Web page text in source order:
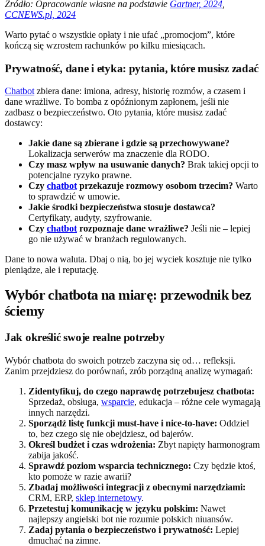
Źródło: Opracowanie własne na podstawie Gartner, 2024
CCNEWS.pl, 2024
Warto pytać o wszystkie opłaty i nie ufać „promocjom”, które
kończą się wzrostem rachunków po kilku miesiącach.
Prywatność, dane i etyka: pytania, które musisz zadać
Chatbotzbiera dane: imiona, adresy, historię rozmów, a czasem i
dane wrażliwe. To bomba z opóźnionym zapłonem, jeśli nie
zadbasz o bezpieczeństwo. Oto pytania, które musisz zadać
dostawcy:
Jakie dane są zbierane i gdzie są przechowywane?
Lokalizacja serwerów ma znaczenie dla RODO.
Czy masz wpływ na usuwanie danych? Brak takiej opcji to
potencjalne ryzyko prawne.
Czy chatbotprzekazuje rozmowy osobom trzecim? Warto
to sprawdzić w umowie.
Jakie środki bezpieczeństwa stosuje dostawca?
Certyfikaty, audyty, szyfrowanie.
Czy chatbotrozpoznaje dane wrażliwe? Jeśli nie – lepiej
go nie używać w branżach regulowanych.
Dane to nowa waluta. Dbaj o nią, bo jej wyciek kosztuje nie tylko
pieniądze, ale i reputację.
Wybór chatbota na miarę: przewodnik bez
ściemy
Jak określić swoje realne potrzeby
Wybór chatbota do swoich potrzeb zaczyna się od… refleksji.
Zanim przejdziesz do porównań, zrób porządną analizę wymagań:
Zidentyfikuj, do czego naprawdę potrzebujesz chatbota:
Sprzedaż, obsługa, wsparcie, edukacja – różne cele wymagają
innych narzędzi.
Sporządź listę funkcji must-have i nice-to-have: Oddziel
to, bez czego się nie obejdziesz, od bajerów.
Określ budżet i czas wdrożenia: Zbyt napięty harmonogram
zabija jakość.
Sprawdź poziom wsparcia technicznego: Czy będzie ktoś,
kto pomoże w razie awarii?
Zbadaj możliwości integracji z obecnymi narzędziami:
CRM, ERP, sklep internetowy.
Przetestuj komunikację w języku polskim: Nawet
najlepszy angielski bot nie rozumie polskich niuansów.
Zadaj pytania o bezpieczeństwo i prywatność: Lepiej
dmuchać na zimne.